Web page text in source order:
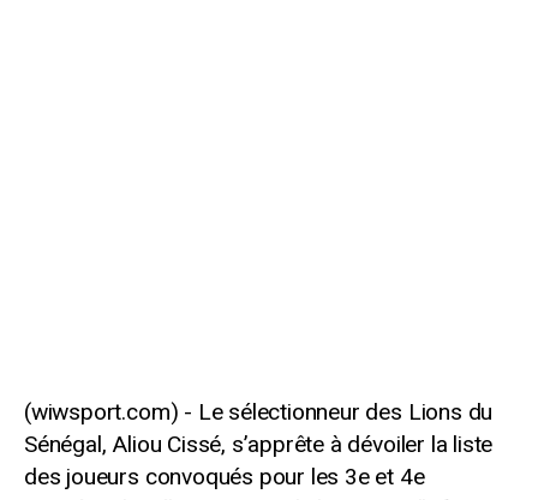
Le sélectionneur des Lions du
Sénégal, Aliou Cissé, s’apprête à dévoiler la liste
des joueurs convoqués pour les 3e et 4e